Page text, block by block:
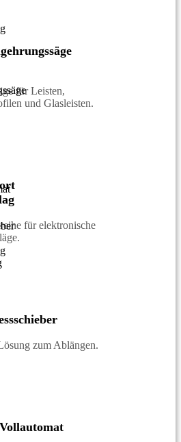
für Leisten,
und Glasleisten.
für elektronische
zum Ablängen.